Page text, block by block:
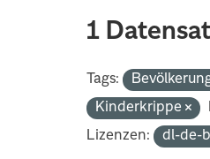
1
Tags:
Kinderkrippe
Lizenzen:
dl-de-